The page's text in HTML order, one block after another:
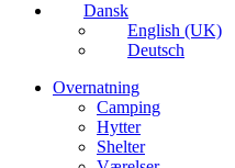
Dansk
English (UK)
Deutsch
Overnatning
Camping
Hytter
Shelter